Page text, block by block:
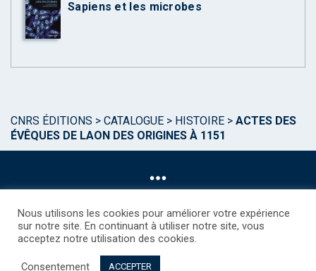
Sapiens et les microbes
CNRS ÉDITIONS > CATALOGUE > HISTOIRE > ACTES DES
ÉVÊQUES DE LAON DES ORIGINES À 1151
©CNRS EDITIONS 2025
Droits étrangers / Foreign rights
Nous utilisons les cookies pour améliorer votre expérience
sur notre site. En continuant à utiliser notre site, vous
acceptez notre utilisation des cookies.
Consentement ACCEPTER